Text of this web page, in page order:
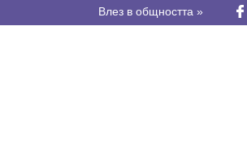
Влез в общността »